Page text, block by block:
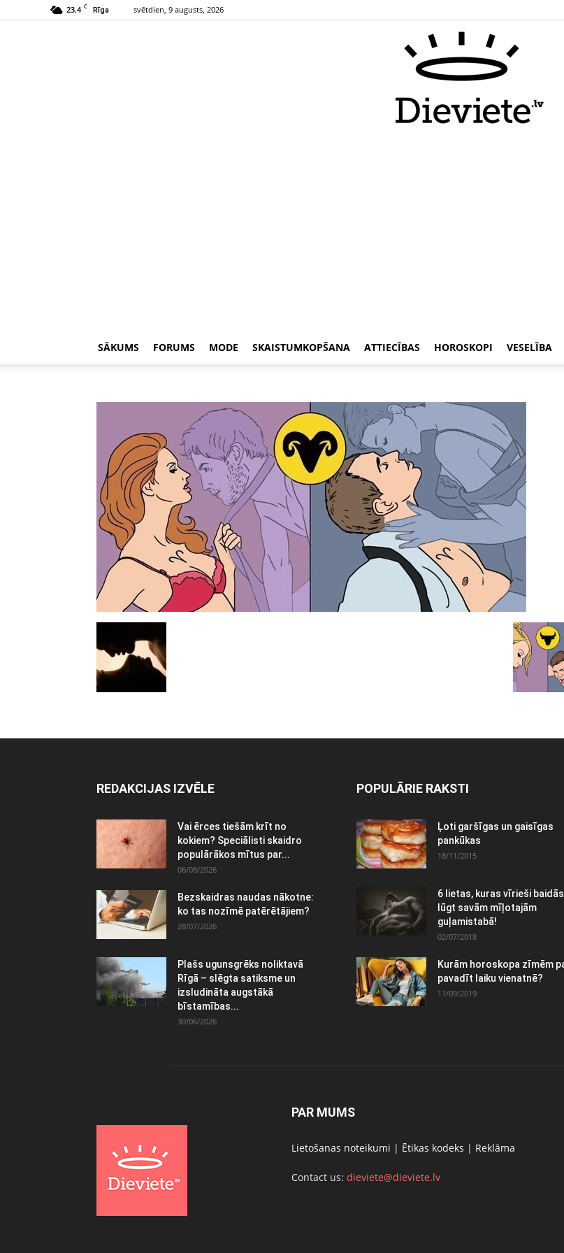
23.4 C Rīga svētdien, 9 augusts, 2026
SĀKUMS FORUMS MODE SKAISTUMKOPŠANA ATTIECĪBAS HOROSKOPI VESELĪBA
REDAKCIJAS IZVĒLE
Vai ērces tiešām krīt no
kokiem? Speciālisti skaidro
populārākos mītus par...
06/08/2026
Bezskaidras naudas nākotne:
ko tas nozīmē patērētājiem?
28/07/2026
Plašs ugunsgrēks noliktavā
Rīgā – slēgta satiksme un
izsludināta augstākā
bīstamības...
30/06/2026
POPULĀRIE RAKSTI
Ļoti garšīgas un gaisīgas
pankūkas
18/11/2015
6 lietas, kuras vīrieši baidās
lūgt savām mīļotajām
guļamistabā!
02/07/2018
Kurām horoskopa zīmēm
pavadīt laiku vienatnē?
11/09/2019
PAR MUMS
Lietošanas noteikumi | Ētikas kodeks | Reklāma
Contact us: dieviete@dieviete.lv